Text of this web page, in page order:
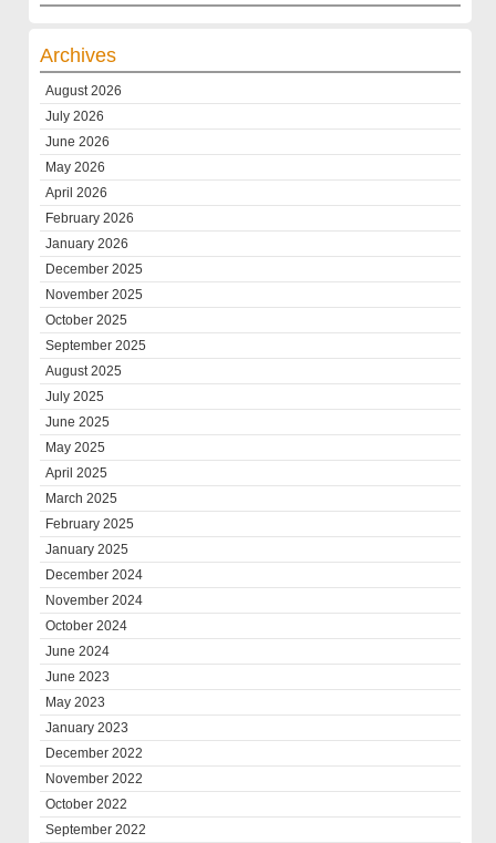
Archives
August 2026
July 2026
June 2026
May 2026
April 2026
February 2026
January 2026
December 2025
November 2025
October 2025
September 2025
August 2025
July 2025
June 2025
May 2025
April 2025
March 2025
February 2025
January 2025
December 2024
November 2024
October 2024
June 2024
June 2023
May 2023
January 2023
December 2022
November 2022
October 2022
September 2022